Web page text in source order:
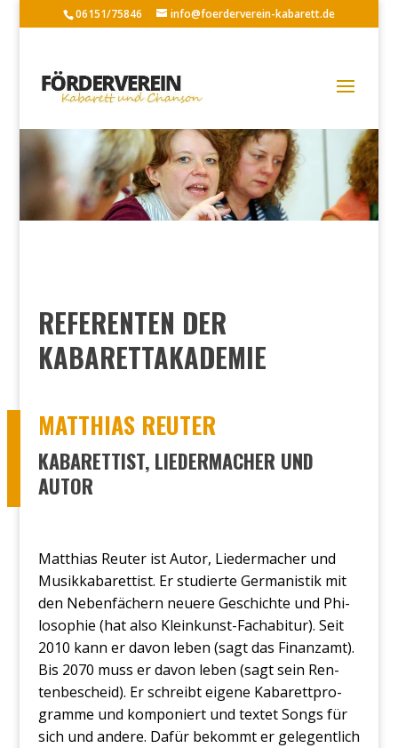
06151/75846 info@foerderverein-kabarett.de
REFERENTEN DER
KABARETTAKADEMIE
MAT­THI­AS REU­TER
KABARETTIST, LIEDERMACHER UND
AUTOR
Mat­thi­as Reu­ter ist Autor, Lie­der­ma­cher und
Musik­ka­ba­ret­tist. Er stu­dier­te Ger­ma­nis­tik mit
den Neben­fä­chern neue­re Geschich­te und Phi­
lo­so­phie (hat also Klein­kunst-Fach­ab­itur). Seit
2010 kann er davon leben (sagt das Finanz­amt).
Bis 2070 muss er davon leben (sagt sein Ren­
ten­be­scheid). Er schreibt eige­ne Kaba­rett­pro­
gram­me und kom­po­niert und tex­tet Songs für
sich und ande­re. Dafür bekommt er gele­gent­lich